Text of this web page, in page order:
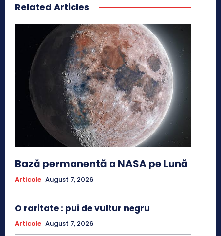
Related Articles
Bază permanentă a NASA pe Lună
Articole August 7, 2026
O raritate : pui de vultur negru
Articole August 7, 2026